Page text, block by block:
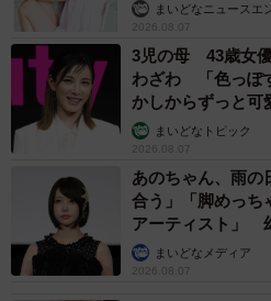
まいどなニュースエ
2026.08.07
3児の母 43歳女
わざわ 「色っぽ
かしからずっと可
まいどなトピック
2026.08.07
あのちゃん、雨の
合う」「脚めっち
アーティスト」
まいどなメディア
2026.08.07